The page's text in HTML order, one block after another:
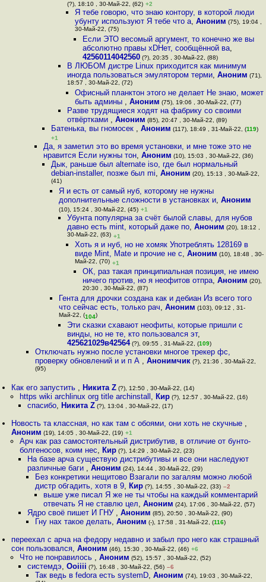
(?), 18:10 , 30-Май-22, (62) +2
Я тебе говорю, что знаю контору, в которой люди
убунту используют Я тебе что а, Аноним (75), 19:04 ,
30-Май-22, (75)
Если ЭТО весомый аргумент, то конечно же вы
абсолютно правы xDНет, сообщённой ва,
42560114042560 (?), 20:35 , 30-Май-22, (88)
В ЛЮБОМ дистре Linux приходится как минимум
иногда пользоваться эмулятором терми, Аноним (71),
18:57 , 30-Май-22, (72)
Офисный планктон этого не делает Не знаю, может
быть админы , Аноним (75), 19:06 , 30-Май-22, (77)
Разве трудящиеся ходят на фабрику со своими
отвёртками , Аноним (85), 20:47 , 30-Май-22, (89)
Батенька, вы гномосек , Аноним (117), 18:49 , 31-Май-22, (119)
+1
Да, я заметил это во время установки, и мне тоже это не
нравится Если нужны тон, Аноним (10), 15:03 , 30-Май-22, (36)
Дык, раньше был alternate iso, где был нормальный
debian-installer, позже был mi, Аноним (20), 15:13 , 30-Май-22,
(41)
Я и есть от самый нуб, которому не нужны
дополнительные сложности в установках и,Аноним
(10), 15:24 , 30-Май-22, (45) +1
Убунта популярна за счёт былой славы, для нубов
давно есть mint, который даже по, Аноним (20), 18:12 ,
30-Май-22, (63) +1
Хоть я и нуб, но не хомяк Употреблять 128169 в
виде Mint, Mate и прочие не с, Аноним (10), 18:48 , 30-
Май-22, (70) +1
ОК, раз такая принципиальная позиция, не имею
ничего против, но я неофитов отпра,Аноним (20),
20:30 , 30-Май-22, (87)
Гента для дрочки создана как и дебиан Из всего того
что сейчас есть, только рач,Аноним (103), 09:12 , 31-
Май-22, (104)
Эти сказки схавают неофиты, которые пришли с
винды, но не те, кто пользовался эт,
425621029в42564(?), 09:55 , 31-Май-22, (109)
Отключать нужно после установки многое трекер фс,
проверку обновлений и и п А ,Анонимчик (?), 21:36 , 30-Май-22,
(95)
Как его запустить , Никита Z (?), 12:50 , 30-Май-22, (14)
https wiki archlinux org title archinstall , Кир(?), 12:57 , 30-Май-22, (16)
спасибо, Никита Z(?), 13:04 , 30-Май-22, (17)
Новость та классная, но как там с обоями, они хоть не скучные ,
Аноним (19), 14:05 , 30-Май-22, (19) +1
Арч как раз самостоятельный дистрибутив, в отличие от бунто-
болгеносов, коим нес, Кир(?), 14:29 , 30-Май-22, (23)
На базе арча существую дистрибутивы и все они наследуют
различные баги , Аноним (24), 14:44 , 30-Май-22, (29)
Без конкретики нещитово Взагали по загалям можно любой
дистр обгадить, хотя в 9, Кир (?), 14:55 , 30-Май-22, (33) –2
выше уже писал Я же не ты чтобы на каждый комментарий
отвечать Я не ставлю цел, Аноним (24), 17:06 , 30-Май-22, (57)
Ядро своё пишет И ГНУ , Аноним (85), 20:50 , 30-Май-22, (90)
Гну нах такое делать,Аноним (-), 17:58 , 31-Май-22, (116)
переехал с арча на федору недавно и забыл про него как страшный
сон пользовался,Аноним (46), 15:30 , 30-Май-22, (46) +6
Что не понравилось , Аноним (52), 15:57 , 30-Май-22, (52)
системдэ, Ooiiii (?), 16:48 , 30-Май-22, (56) –6
Так ведь в fedora есть systemD,Аноним (74), 19:03 , 30-Май-22,